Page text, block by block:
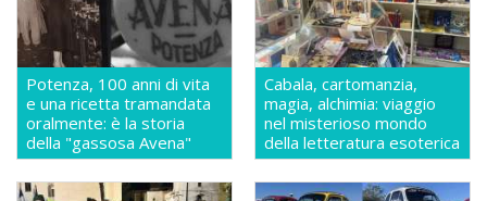
Potenza, 100 anni di vita
e una ricetta tramandata
oralmente: è la storia
della "gassosa Avena"
Cabala, cartomanzia,
magia, alchimia: viaggio
nel misterioso mondo
della letteratura esoterica